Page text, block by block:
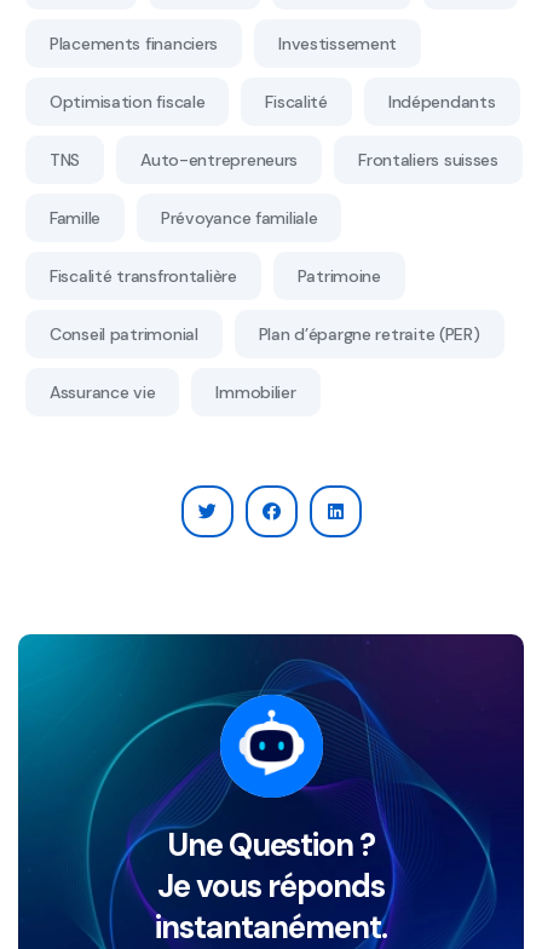
Placements financiers Investissement
Optimisation fiscale Fiscalité Indépendants
TNS Auto-entrepreneurs Frontaliers suisses
Famille Prévoyance familiale
Fiscalité transfrontalière Patrimoine
Conseil patrimonial Plan d’épargne retraite (PER)
Assurance vie Immobilier
Une Question ?
Je vous réponds
instantanément.